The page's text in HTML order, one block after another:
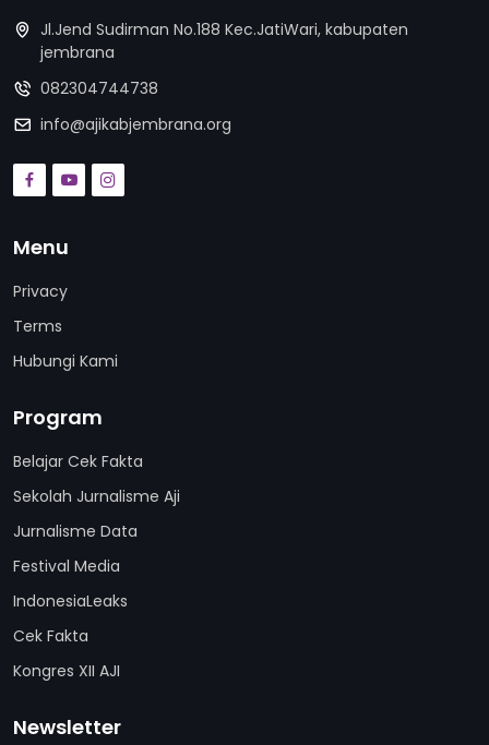
Jl.Jend Sudirman No.188 Kec.JatiWari, kabupaten
jembrana
082304744738
info@ajikabjembrana.org
Menu
Privacy
Terms
Hubungi Kami
Program
Belajar Cek Fakta
Sekolah Jurnalisme Aji
Jurnalisme Data
Festival Media
IndonesiaLeaks
Cek Fakta
Kongres XII AJI
Newsletter